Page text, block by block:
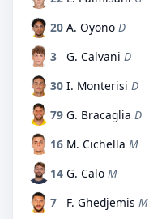
20 A. Oyono D
3
G. Calvani D
30 I. Monterisi D
79 G. Bracaglia D
16 M. Cichella M
14 G. Calo M
7
F. Ghedjemis M